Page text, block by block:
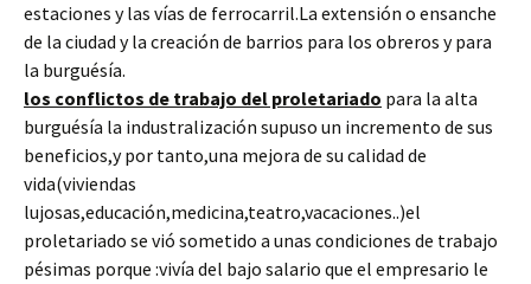
estaciones y las vías de ferrocarril.La extensión o ensanche
de la ciudad y la creación de barrios para los obreros y para
la burguésía.
los conflictos de trabajo del proletariado para la alta
burguésía la industralización supuso un incremento de sus
beneficios,y por tanto,una mejora de su calidad de
vida(viviendas
lujosas,educación,medicina,teatro,vacaciones..)el
proletariado se vió sometido a unas condiciones de trabajo
pésimas porque :vivía del bajo salario que el empresario le